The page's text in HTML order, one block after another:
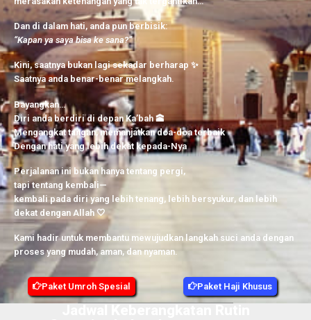
Dan di dalam hati, anda pun berbisik:
“Kapan ya saya bisa ke sana?”
Kini, saatnya bukan lagi sekadar berharap ✨
Saatnya anda benar-benar melangkah.
Bayangkan…
Diri anda berdiri di depan Ka’bah 🕋
Mengangkat tangan, memanjatkan doa-doa terbaik
Dengan hati yang lebih dekat kepada-Nya
Perjalanan ini bukan hanya tentang pergi,
tapi tentang kembali—
kembali pada diri yang lebih tenang, lebih bersyukur, dan lebih
dekat dengan Allah 🤍
Kami hadir untuk membantu mewujudkan langkah suci anda dengan
proses yang mudah, aman, dan nyaman.
Paket Umroh Spesial Paket Haji Khusus